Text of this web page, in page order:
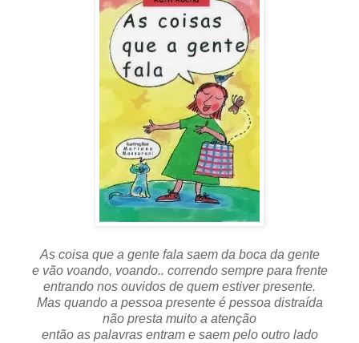
As coisa que a gente fala saem da boca da gente
e vão voando, voando.. correndo sempre para frente
entrando nos ouvidos de quem estiver presente.
Mas quando a pessoa presente é pessoa distraída
não presta muito a atenção
então as palavras entram e saem pelo outro lado